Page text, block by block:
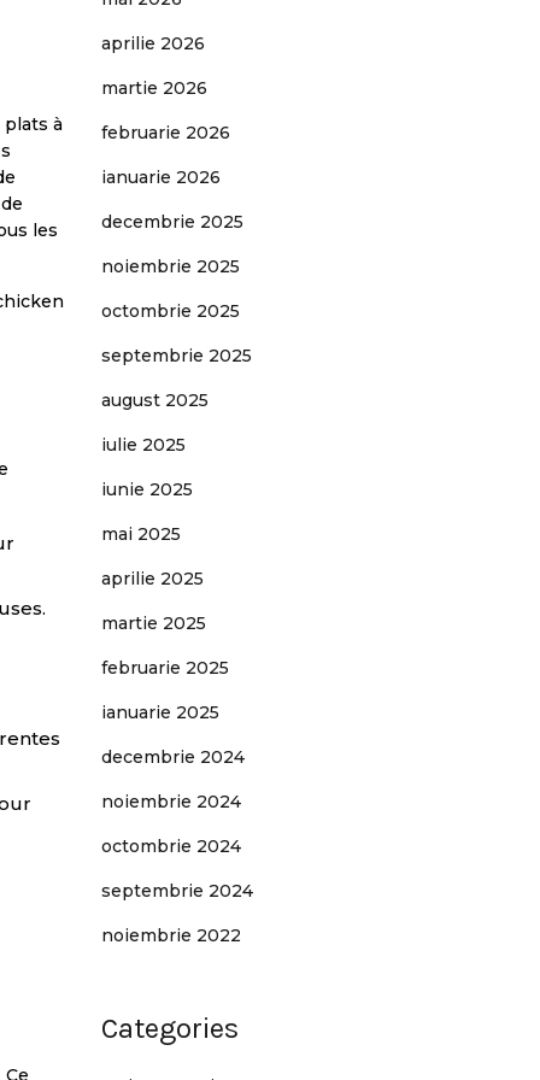
à
les
aprilie 2026
martie 2026
februarie 2026
ianuarie 2026
decembrie 2025
noiembrie 2025
octombrie 2025
septembrie 2025
august 2025
iulie 2025
iunie 2025
mai 2025
aprilie 2025
martie 2025
februarie 2025
ianuarie 2025
decembrie 2024
noiembrie 2024
octombrie 2024
septembrie 2024
noiembrie 2022
Categories